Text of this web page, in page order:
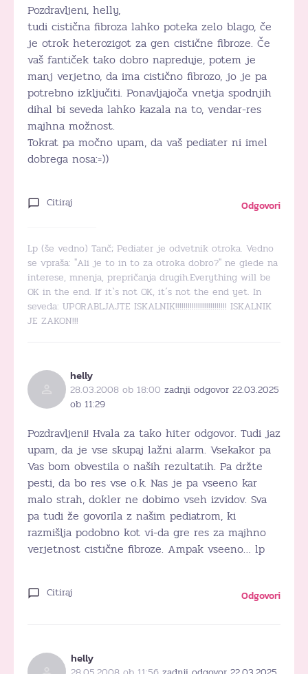
Pozdravljeni, helly,
tudi cistična fibroza lahko poteka zelo blago, če
je otrok heterozigot za gen cistične fibroze. Če
vaš fantiček tako dobro napreduje, potem je
manj verjetno, da ima cistično fibrozo, jo je pa
potrebno izključiti. Ponavljajoča vnetja spodnjih
dihal bi seveda lahko kazala na to, vendar-res
majhna možnost.
Tokrat pa močno upam, da vaš pediater ni imel
dobrega nosa:=))
Citiraj Odgovori
Lp (še vedno) Tanč; Pediater je odvetnik otroka. Vedno
se vpraša: "Ali je to in to za otroka dobro?" ne glede na
interese, mnenja, prepričanja drugih.Everything will be
OK in the end. If it`s not OK, it´s not the end yet. In
seveda: UPORABLJAJTE ISKALNIK!!!!!!!!!!!!!!!!!!!!!!!!! ISKALNIK
JE ZAKON!!!
helly
28.03.2008 ob 18:00 zadnji odgovor 22.03.2025
ob 11:29
Pozdravljeni! Hvala za tako hiter odgovor. Tudi jaz
upam, da je vse skupaj lažni alarm. Vsekakor pa
Vas bom obvestila o naših rezultatih. Pa držte
pesti, da bo res vse o.k. Nas je pa vseeno kar
malo strah, dokler ne dobimo vseh izvidov. Sva
pa tudi že govorila z našim pediatrom, ki
razmišlja podobno kot vi-da gre res za majhno
verjetnost cistične fibroze. Ampak vseeno… lp
Citiraj Odgovori
helly